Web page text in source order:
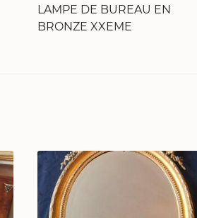
LAMPE DE BUREAU EN
BRONZE XXEME